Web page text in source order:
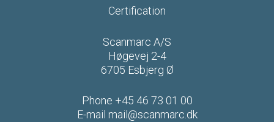
Certification
Scanmarc A/S
Høgevej 2-4
6705 Esbjerg Ø
Phone +45 46 73 01 00
E-mail mail@scanmarc.dk